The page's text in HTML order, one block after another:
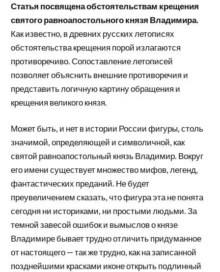
Статья посвящена обстоятельствам крещения
святого равноапостольного князя Владимира.
Как известно, в древних русских летописях
обстоятельства крещения порой излагаются
противоречиво. Сопоставление летописей
позволяет объяснить внешние противоречия и
представить логичную картину обращения и
крещения великого князя.
Может быть, и нет в истории России фигуры, столь
значимой, определяющей и символичной, как
святой равноапостольный князь Владимир. Вокруг
его имени существует множество мифов, легенд,
фантастических преданий. Не будет
преувеличением сказать, что фигура эта не понята
сегодня ни историками, ни простыми людьми. За
темной завесой ошибок и вымыслов о князе
Владимире бывает трудно отличить придуманное
от настоящего — так же трудно, как на записанной
позднейшими красками иконе открыть подлинный